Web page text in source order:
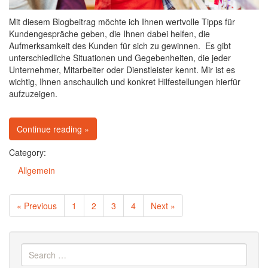
Mit diesem Blogbeitrag möchte ich Ihnen wertvolle Tipps für
Kundengespräche geben, die Ihnen dabei helfen, die
Aufmerksamkeit des Kunden für sich zu gewinnen. Es gibt
unterschiedliche Situationen und Gegebenheiten, die jeder
Unternehmer, Mitarbeiter oder Dienstleister kennt. Mir ist es
wichtig, Ihnen anschaulich und konkret Hilfestellungen hierfür
aufzuzeigen.
Continue reading on Kundengespräche: Wie lenke ich Kunden
»
Category:
Allgemein
Posts
navigation
« Previous 1 2 3 4 Next »
Search
for: